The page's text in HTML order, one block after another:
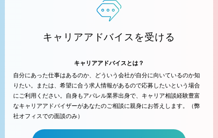
キャリアアドバイスを受ける
キャリアアドバイスとは？
自分にあった仕事はあるのか、どういう会社が自分に向いているのか知
りたい。または、希望に合う求人情報があるので応募したいという場合
にご利用ください。自身もアパレル業界出身で、キャリア相談経験豊富
なキャリアアドバイザーがあなたのご相談に親身にお答えします。（弊
社オフィスでの面談のみ）